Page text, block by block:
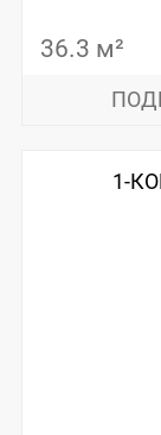
36.3 м²
1-